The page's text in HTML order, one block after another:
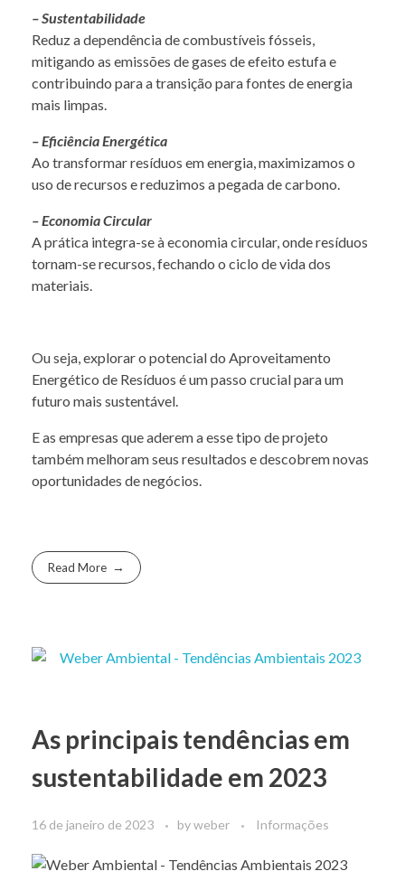
– Sustentabilidade
Reduz a dependência de combustíveis fósseis,
mitigando as emissões de gases de efeito estufa e
contribuindo para a transição para fontes de energia
mais limpas.
– Eficiência Energética
Ao transformar resíduos em energia, maximizamos o
uso de recursos e reduzimos a pegada de carbono.
– Economia Circular
A prática integra-se à economia circular, onde resíduos
tornam-se recursos, fechando o ciclo de vida dos
materiais.
Ou seja, explorar o potencial do Aproveitamento
Energético de Resíduos é um passo crucial para um
futuro mais sustentável.
E as empresas que aderem a esse tipo de projeto
também melhoram seus resultados e descobrem novas
oportunidades de negócios.
Read More
As principais tendências em
sustentabilidade em 2023
16 de janeiro de 2023 byweber Informações